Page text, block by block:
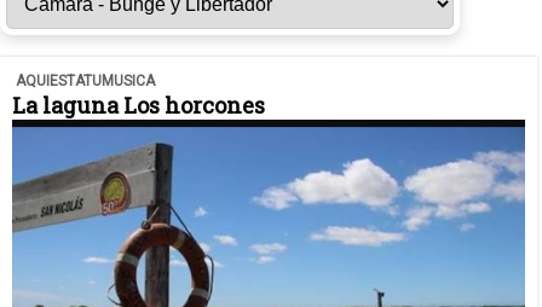
AQUIESTATUMUSICA
La laguna Los horcones